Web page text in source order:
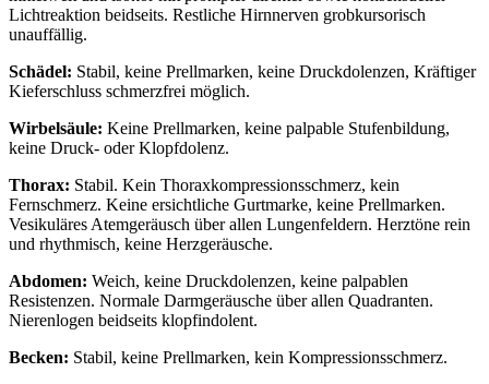
Lichtreaktion beidseits. Restliche Hirnnerven grobkursorisch
unauffällig.
Schädel: Stabil, keine Prellmarken, keine Druckdolenzen, Kräftiger
Kieferschluss schmerzfrei möglich.
Wirbelsäule: Keine Prellmarken, keine palpable Stufenbildung,
keine Druck- oder Klopfdolenz.
Thorax: Stabil. Kein Thoraxkompressionsschmerz, kein
Fernschmerz. Keine ersichtliche Gurtmarke, keine Prellmarken.
Vesikuläres Atemgeräusch über allen Lungenfeldern. Herztöne rein
und rhythmisch, keine Herzgeräusche.
Abdomen: Weich, keine Druckdolenzen, keine palpablen
Resistenzen. Normale Darmgeräusche über allen Quadranten.
Nierenlogen beidseits klopfindolent.
Becken: Stabil, keine Prellmarken, kein Kompressionsschmerz.